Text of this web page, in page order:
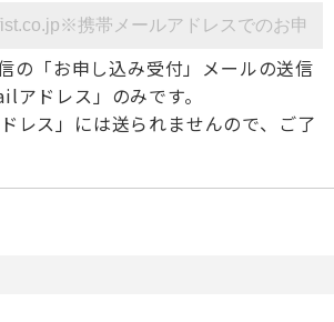
の「お申し込み受付」メールの送信
アドレス」のみです。
レス」には送られませんので、ご了